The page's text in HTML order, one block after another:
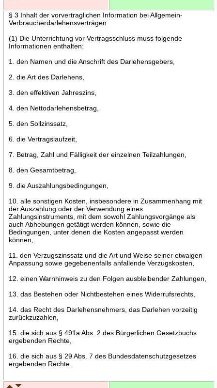
§ 3 Inhalt der vorvertraglichen Information bei Allgemein-
Verbraucherdarlehensverträgen
(1) Die Unterrichtung vor Vertragsschluss muss folgende
Informationen enthalten:
1. den Namen und die Anschrift des Darlehensgebers,
2. die Art des Darlehens,
3. den effektiven Jahreszins,
4. den Nettodarlehensbetrag,
5. den Sollzinssatz,
6. die Vertragslaufzeit,
7. Betrag, Zahl und Fälligkeit der einzelnen Teilzahlungen,
8. den Gesamtbetrag,
9. die Auszahlungsbedingungen,
10. alle sonstigen Kosten, insbesondere in Zusammenhang mit
der Auszahlung oder der Verwendung eines
Zahlungsinstruments, mit dem sowohl Zahlungsvorgänge als
auch Abhebungen getätigt werden können, sowie die
Bedingungen, unter denen die Kosten angepasst werden
können,
11. den Verzugszinssatz und die Art und Weise seiner etwaigen
Anpassung sowie gegebenenfalls anfallende Verzugskosten,
12. einen Warnhinweis zu den Folgen ausbleibender Zahlungen,
13. das Bestehen oder Nichtbestehen eines Widerrufsrechts,
14. das Recht des Darlehensnehmers, das Darlehen vorzeitig
zurückzuzahlen,
15. die sich aus § 491a Abs. 2 des Bürgerlichen Gesetzbuchs
ergebenden Rechte,
16. die sich aus § 29 Abs. 7 des Bundesdatenschutzgesetzes
ergebenden Rechte.